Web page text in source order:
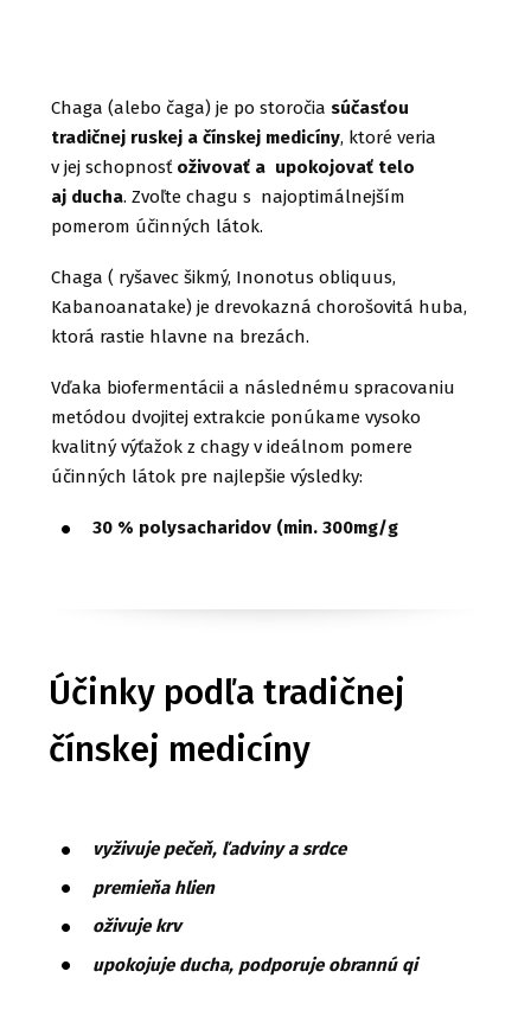
Chaga (alebo čaga) je po storočia súčasťou
tradičnej ruskej a čínskej medicíny, ktoré veria
v jej schopnosť oživovať a upokojovať telo
aj ducha. Zvoľte chagu s najoptimálnejším
pomerom účinných látok.
Chaga ( ryšavec šikmý, Inonotus obliquus,
Kabanoanatake) je drevokazná chorošovitá huba,
ktorá rastie hlavne na brezách.
Vďaka biofermentácii a následnému spracovaniu
metódou dvojitej extrakcie ponúkame vysoko
kvalitný výťažok z chagy v ideálnom pomere
účinných látok pre najlepšie výsledky:
30 % polysacharidov (min. 300mg/g
Účinky podľa tradičnej
čínskej medicíny
vyživuje pečeň, ľadviny a srdce
premieňa hlien
oživuje krv
upokojuje ducha, podporuje obrannú qi